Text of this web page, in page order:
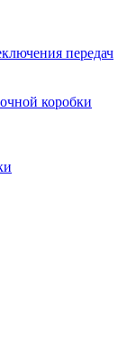
передач
коробки